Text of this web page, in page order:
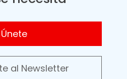
Únete
al Newsletter